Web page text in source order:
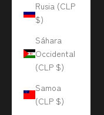
Rusia (CLP
$)
Sáhara
Occidental
(CLP $)
Samoa
(CLP $)